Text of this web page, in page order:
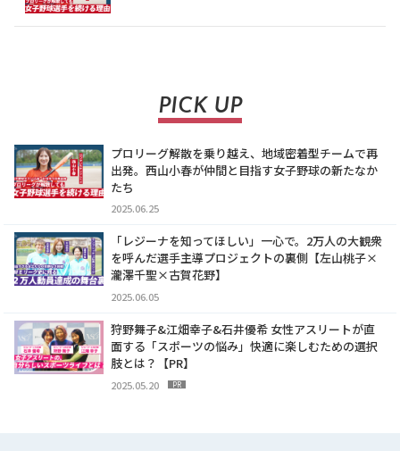
PICK UP
プロリーグ解散を乗り越え、地域密着型チームで再
出発。西山小春が仲間と目指す女子野球の新たなか
たち
2025.06.25
「レジーナを知ってほしい」一心で。2万人の大観衆
を呼んだ選手主導プロジェクトの裏側【左山桃子×
瀧澤千聖×古賀花野】
2025.06.05
狩野舞子&江畑幸子&石井優希 女性アスリートが直
面する「スポーツの悩み」快適に楽しむための選択
肢とは？【PR】
2025.05.20 PR